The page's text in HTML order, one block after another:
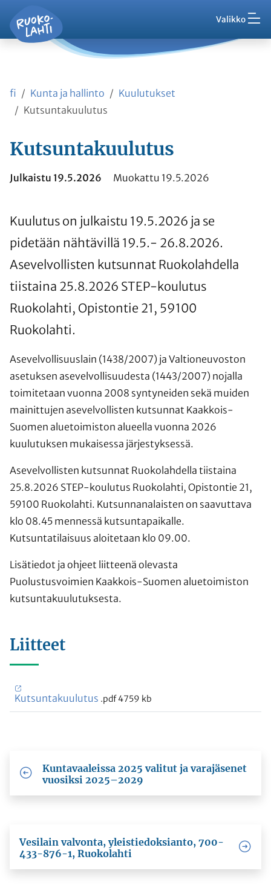
Siirry pääsisältöön Valikko
Ruokolahti - etusivu
Palaute
Asuminen ja ympäristö
Kasvatus ja koulutus
Harrasta ja viihdy
Työ ja yrittäminen
Asioi kanssamme
fi Kunta ja hallinto
Kuulutukset
Kutsuntakuulutus
Kutsuntakuulutus
Julkaistu 19.5.2026 Muokattu 19.5.2026
Kuulutus on julkaistu 19.5.2026 ja se
pidetään nähtävillä 19.5.- 26.8.2026.
Asevelvollisten kutsunnat Ruokolahdella
tiistaina 25.8.2026 STEP-koulutus
Ruokolahti, Opistontie 21, 59100
Ruokolahti.
Asevelvollisuuslain (1438/2007) ja Valtioneuvoston
asetuksen asevelvollisuudesta (1443/2007) nojalla
toimitetaan vuonna 2008 syntyneiden sekä muiden
mainittujen asevelvollisten kutsunnat Kaakkois-
Suomen aluetoimiston alueella vuonna 2026
kuulutuksen mukaisessa järjestyksessä.
Asevelvollisten kutsunnat Ruokolahdella tiistaina
25.8.2026 STEP-koulutus Ruokolahti, Opistontie 21,
59100 Ruokolahti. Kutsunnanalaisten on saavuttava
klo 08.45 mennessä kutsuntapaikalle.
Kutsuntatilaisuus aloitetaan klo 09.00.
Lisätiedot ja ohjeet liitteenä olevasta
Puolustusvoimien Kaakkois-Suomen aluetoimiston
kutsuntakuulutuksesta.
Liitteet
Kutsuntakuulutus .pdf4759 kb
Kuntavaaleissa 2025 valitut ja varajäsenet
vuosiksi 2025–2029
Vesilain valvonta, yleistiedoksianto, 700-
433-876-1, Ruokolahti